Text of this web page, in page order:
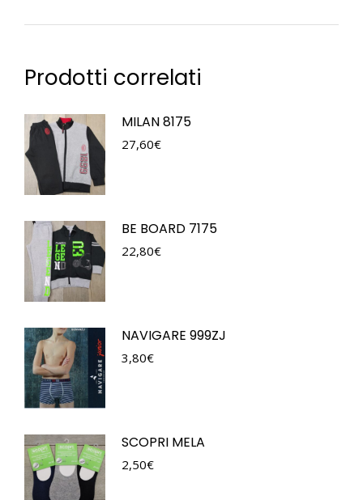
Prodotti correlati
MILAN 8175
27,60€
BE BOARD 7175
22,80€
NAVIGARE 999ZJ
3,80€
SCOPRI MELA
2,50€